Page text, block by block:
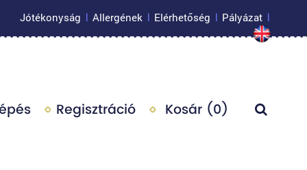
Jótékonyság | Allergének | Elérhetőség | Pályázat |
Regisztráció Kosár (0)